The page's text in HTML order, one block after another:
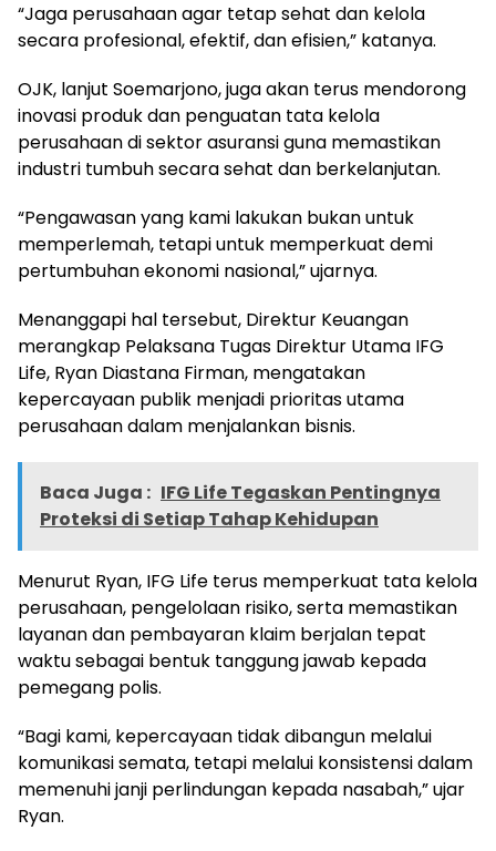
“Jaga perusahaan agar tetap sehat dan kelola
secara profesional, efektif, dan efisien,” katanya.
OJK, lanjut Soemarjono, juga akan terus mendorong
inovasi produk dan penguatan tata kelola
perusahaan di sektor asuransi guna memastikan
industri tumbuh secara sehat dan berkelanjutan.
“Pengawasan yang kami lakukan bukan untuk
memperlemah, tetapi untuk memperkuat demi
pertumbuhan ekonomi nasional,” ujarnya.
Menanggapi hal tersebut, Direktur Keuangan
merangkap Pelaksana Tugas Direktur Utama IFG
Life, Ryan Diastana Firman, mengatakan
kepercayaan publik menjadi prioritas utama
perusahaan dalam menjalankan bisnis.
Baca Juga : IFG Life Tegaskan Pentingnya
Proteksi di Setiap Tahap Kehidupan
Menurut Ryan, IFG Life terus memperkuat tata kelola
perusahaan, pengelolaan risiko, serta memastikan
layanan dan pembayaran klaim berjalan tepat
waktu sebagai bentuk tanggung jawab kepada
pemegang polis.
“Bagi kami, kepercayaan tidak dibangun melalui
komunikasi semata, tetapi melalui konsistensi dalam
memenuhi janji perlindungan kepada nasabah,” ujar
Ryan.